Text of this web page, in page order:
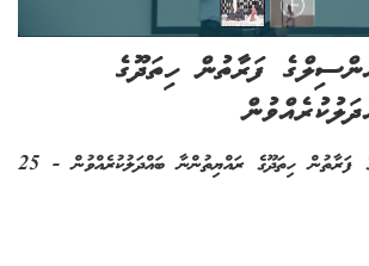
ފަރާތުން ހިތަދޫގެ
އައްޑޫ ސިޓީ ކައުންސިލްގެ ފަރާތުން ހިތަދޫގެ ރައްޔިތުންނާ ބައްދަލުކުރެއްވުން - 25